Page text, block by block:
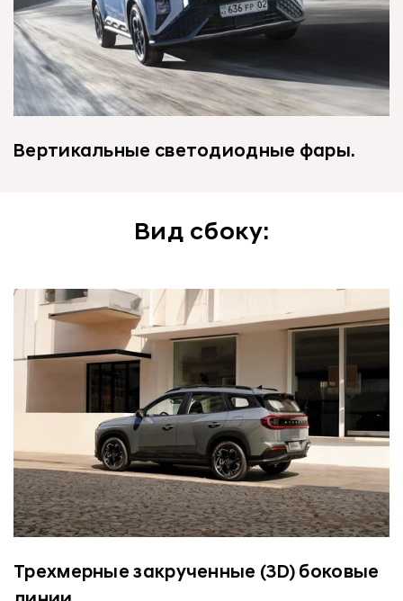
Вертикальные светодиодные фары.
Вид сбоку:
Трехмерные закрученные (3D) боковые